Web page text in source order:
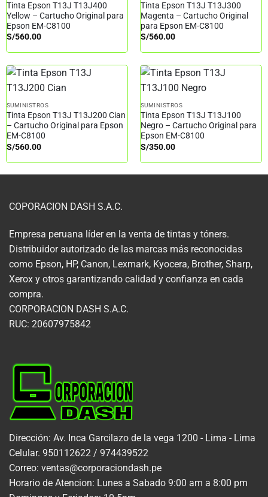
Tinta Epson T13J T13J400
Yellow – Cartucho Original para
Epson EM-C8100
S/560.00
Tinta Epson T13J T13J300
Magenta – Cartucho Original
para Epson EM-C8100
S/560.00
SUMINISTROS
Tinta Epson T13J T13J200 Cian
– Cartucho Original para Epson
EM-C8100
S/560.00
SUMINISTROS
Tinta Epson T13J T13J100
Negro – Cartucho Original para
Epson EM-C8100
S/350.00
COPORACION DASH S.A.C.
Empresa peruana líder en la venta de tintas y tóners.
Distribuidor autorizado de las marcas más reconocidas
como Epson, HP, Canon, Lexmark, Kyocera, Brother, Sharp,
Xerox y otros garantizando calidad y confianza en cada
compra.
CORPORACION DASH S.A.C.
RUC: 20607975842
Dirección: Av. Inca Garcilazo de la vega 1200 - Lima - Lima
Celular. 950112622 / 974439522
Correo: ventas@corporaciondash.pe
Horario de Atencion: Lunes a Sabado 9:00 am a 8:00 pm